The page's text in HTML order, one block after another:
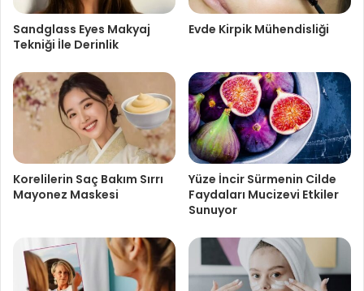
Sandglass Eyes Makyaj
Tekniği İle Derinlik
Evde Kirpik Mühendisliği
Korelilerin Saç Bakım Sırrı
Mayonez Maskesi
Yüze İncir Sürmenin Cilde
Faydaları Mucizevi Etkiler
Sunuyor